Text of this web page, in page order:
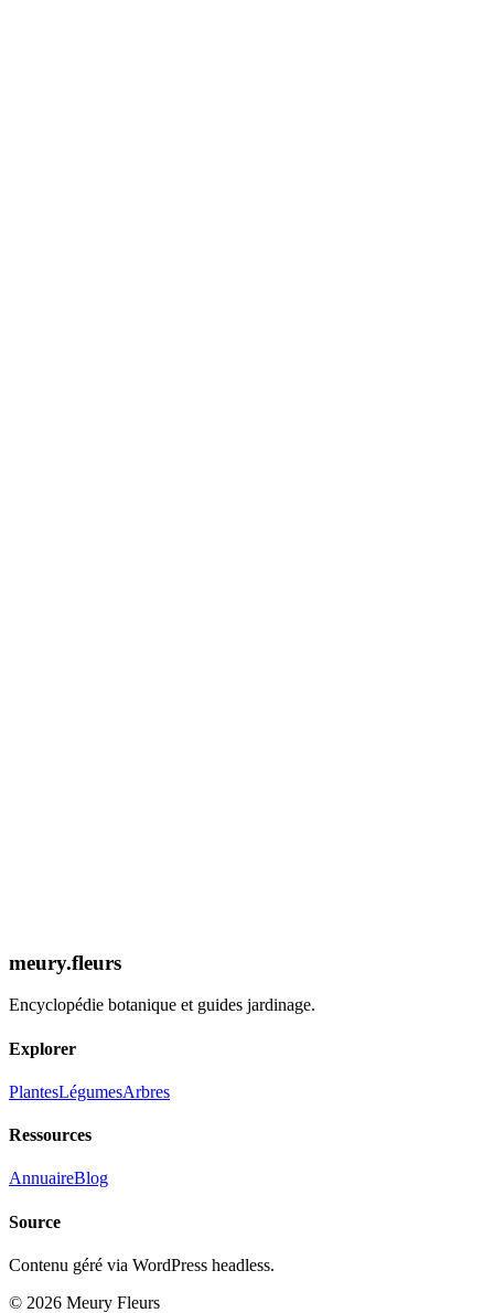
Découvrir la Fiche
meury.fleurs
Encyclopédie botanique et guides jardinage.
Explorer
PlantesLégumesArbres
Ressources
AnnuaireBlog
Source
Contenu géré via WordPress headless.
© 2026 Meury Fleurs